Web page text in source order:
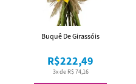
3x de R$ 74,16
R$222,49
Buquê De Girassóis